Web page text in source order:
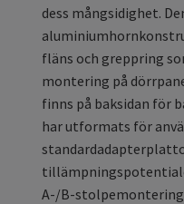
dess mångsidighet.
fläns och greppring
montering på
finns på baksidan för
har utformats för
A-/B-